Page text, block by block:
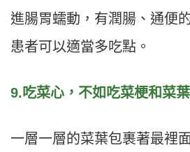
進腸胃蠕動，有潤腸、通便
患者可以適當多吃點。
9.吃菜心，不如吃菜梗和菜葉
一層一層的菜葉包裹著最裡